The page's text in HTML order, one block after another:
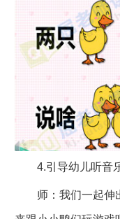
4.引导幼儿听音乐
师：我们一起伸出